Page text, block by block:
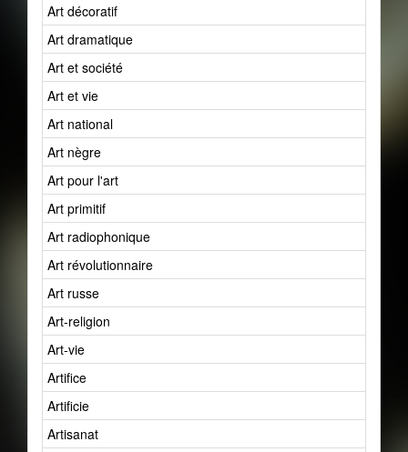
Art décoratif
Art dramatique
Art et société
Art et vie
Art national
Art nègre
Art pour l'art
Art primitif
Art radiophonique
Art révolutionnaire
Art russe
Art-religion
Art-vie
Artifice
Artificie
Artisanat